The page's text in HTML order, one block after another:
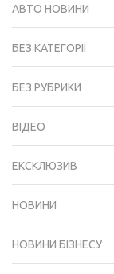
АВТО НОВИНИ
БЕЗ КАТЕГОРІЇ
БЕЗ РУБРИКИ
ВІДЕО
ЕКСКЛЮЗИВ
НОВИНИ
НОВИНИ БІЗНЕСУ